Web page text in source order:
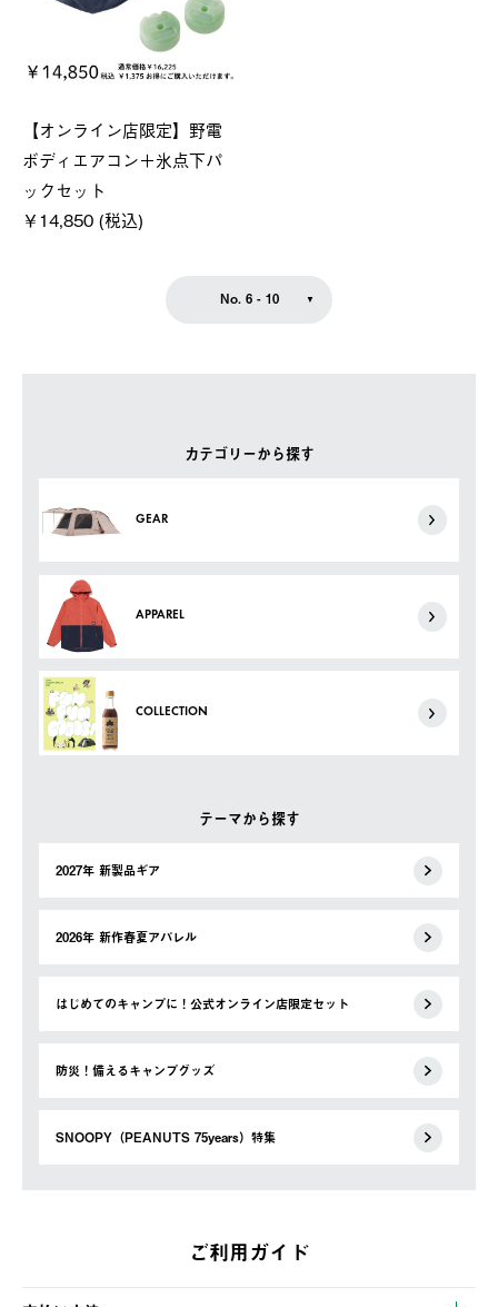
カテゴリーから探す
GEAR
APPAREL
COLLECTION
テーマから探す
2027年 新製品ギア
2026年 新作春夏アパレル
はじめてのキャンプに！公式オンライン店限定セット
防災！備えるキャンプグッズ
SNOOPY（PEANUTS 75years）特集
【オンライン店限定】野電
ボディエアコン＋氷点下パ
ックセット
￥14,850 (税込)
No. 6 - 10
ご利用ガイド